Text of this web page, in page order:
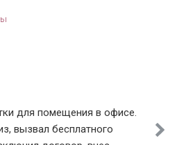
для помещения в офисе.
вызвал бесплатного